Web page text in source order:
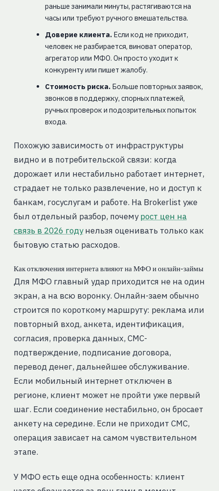
раньше занимали минуты, растягиваются на
часы или требуют ручного вмешательства.
Доверие клиента.Если код не приходит,
человек не разбирается, виноват оператор,
агрегатор или МФО. Он просто уходит к
конкуренту или пишет жалобу.
Стоимость риска.Больше повторных заявок,
звонков в поддержку, спорных платежей,
ручных проверок и подозрительных попыток
входа.
Похожую зависимость от инфраструктуры
видно и в потребительской связи: когда
дорожает или нестабильно работает интернет,
страдает не только развлечение, но и доступ к
банкам, госуслугам и работе. На Brokerlist уже
был отдельный разбор, почемурост цен на
связь в 2026 годунельзя оценивать только как
бытовую статью расходов.
Как отключения интернета влияют на МФО и онлайн-займы
Для МФО главный удар приходится не на один
экран, а на всю воронку. Онлайн-заем обычно
строится по короткому маршруту: реклама или
повторный вход, анкета, идентификация,
согласия, проверка данных, СМС-
подтверждение, подписание договора,
перевод денег, дальнейшее обслуживание.
Если мобильный интернет отключен в
регионе, клиент может не пройти уже первый
шаг. Если соединение нестабильно, он бросает
анкету на середине. Если не приходит СМС,
операция зависает на самом чувствительном
этапе.
У МФО есть еще одна особенность: клиент